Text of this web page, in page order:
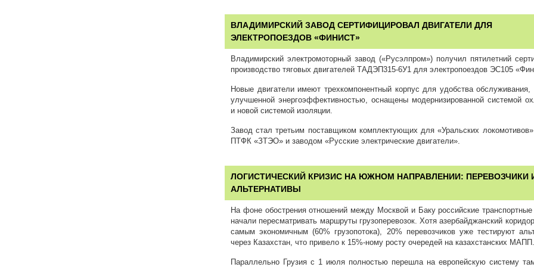
ВЛАДИМИРСКИЙ ЗАВОД СЕРТИФИЦИРОВАЛ ДВИГАТЕЛИ ДЛЯ
ЭЛЕКТРОПОЕЗДОВ «ФИНИСТ»
Владимирский электромоторный завод («Русэлпром») получил пятилетний
производство тяговых двигателей ТАДЭП315-6У1 для электропоездов ЭС105
Новые двигатели имеют трехкомпонентный корпус для удобства обслуживания,
улучшенной энергоэффективностью, оснащены модернизированной системой
и новой системой изоляции.
Завод стал третьим поставщиком комплектующих для «Уральских
ПТФК «ЗТЭО» и заводом «Русские электрические двигатели».
ЛОГИСТИЧЕСКИЙ КРИЗИС НА ЮЖНОМ НАПРАВЛЕНИИ: ПЕРЕВОЗЧИКИ
АЛЬТЕРНАТИВЫ
На фоне обострения отношений между Москвой и Баку российские транспортные
начали пересматривать маршруты грузоперевозок. Хотя азербайджанский
самым экономичным (60% грузопотока), 20% перевозчиков уже тестируют
через Казахстан, что привело к 15%-ному росту очередей на казахстанских МАПП.
Параллельно Грузия с 1 июля полностью перешла на европейскую систему